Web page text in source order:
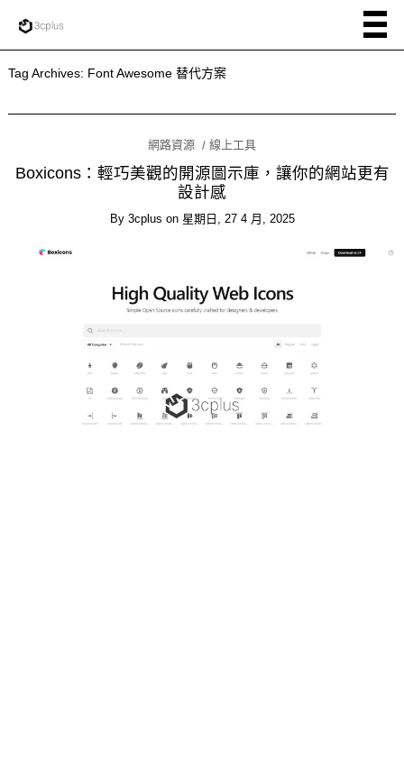
Tag Archives: Font Awesome 替代方案
網路資源 線上工具
Boxicons：輕巧美觀的開源圖示庫，讓你的網站更有
設計感
By 3cplus on 星期日, 27 4 月, 2025